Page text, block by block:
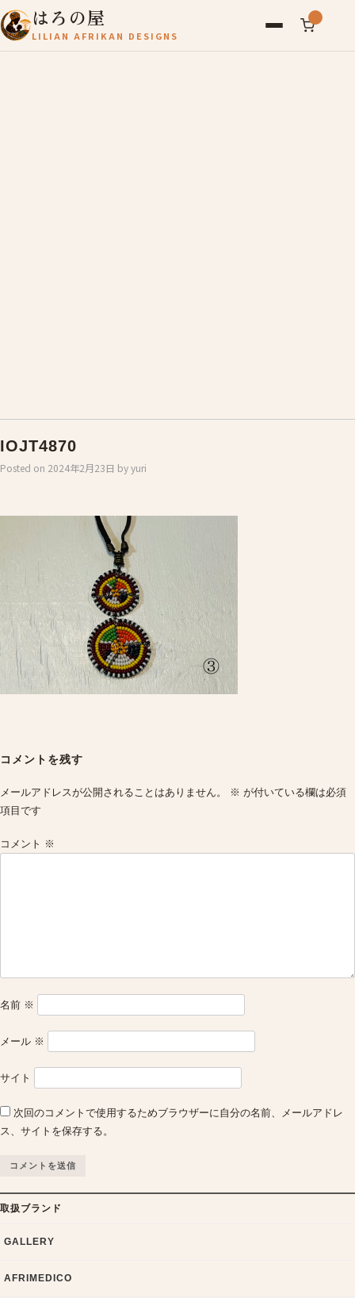
はろの屋
LILIAN AFRIKAN DESIGNS
IOJT4870
Posted on 2024年2月23日 byyuri
navigation
コメントを残す
メールアドレスが公開されることはありません。 ※ が付いている欄は必須
項目です
コメント ※
名前 ※
メール ※
サイト
次回のコメントで使用するためブラウザーに自分の名前、メールアドレ
ス、サイトを保存する。
取扱ブランド
GALLERY
AFRIMEDICO